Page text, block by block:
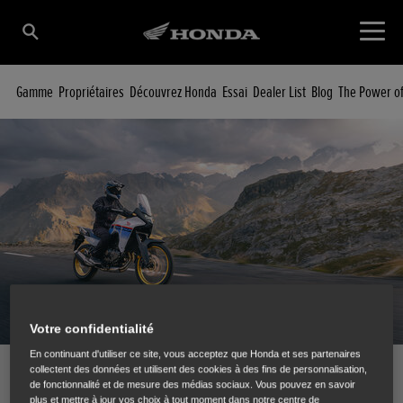
Gamme Propriétaires Découvrez Honda Essai Dealer List Blog The Power
Partager la configuration de la moto
Votre confidentialité
En continuant d'utiliser ce site, vous acceptez que Honda et ses partenaires
collectent des données et utilisent des cookies à des fins de personnalisation,
de fonctionnalité et de mesure des médias sociaux. Vous pouvez en savoir
plus et mettre à jour vos choix à tout moment dans notre centre de